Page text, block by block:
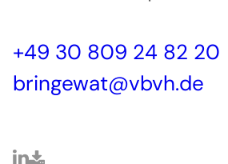
+49 30 809 24 82 20
bringewat@vbvh.de